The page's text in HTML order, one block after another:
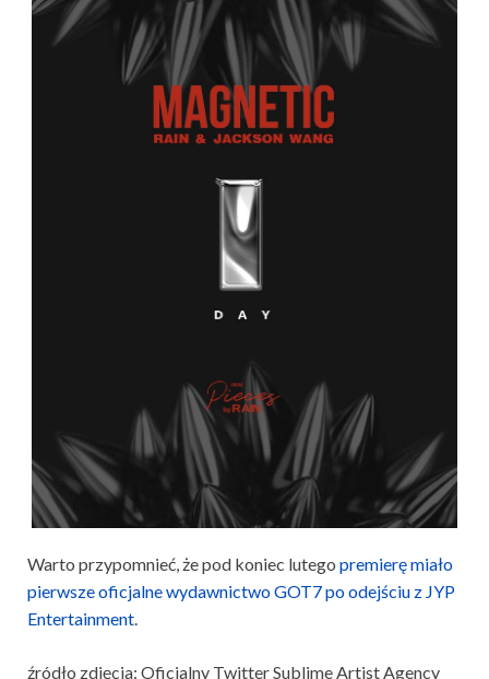
Warto przypomnieć, że pod koniec lutego premierę miało
pierwsze oficjalne wydawnictwo GOT7 po odejściu z JYP
Entertainment
źródło zdjęcia: Oficjalny Twitter Sublime Artist Agency